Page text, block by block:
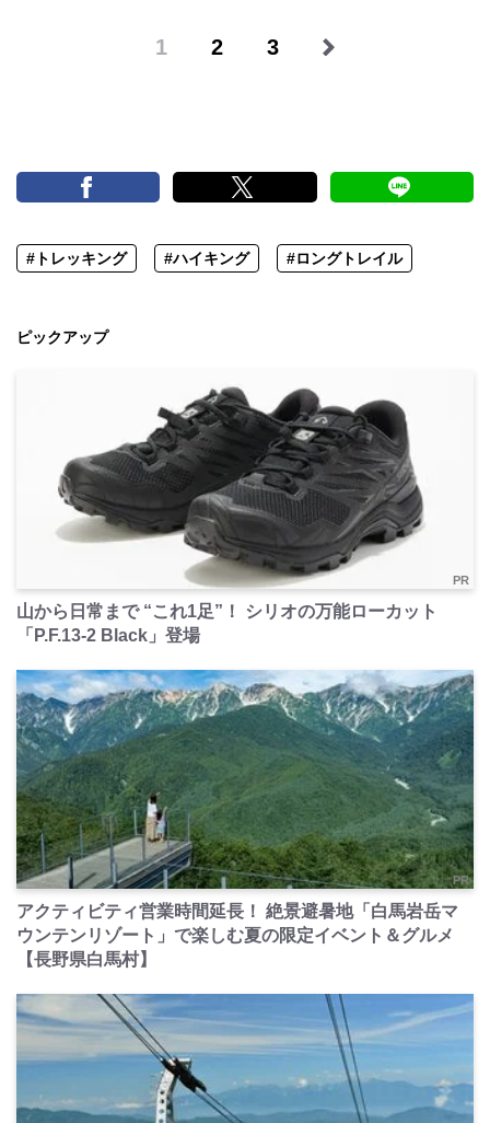
1 2 3
#トレッキング #ハイキング #ロングトレイル
ピックアップ
PR
山から日常まで “これ1足”！ シリオの万能ローカット
「P.F.13-2 Black」登場
PR
アクティビティ営業時間延長！ 絶景避暑地「白馬岩岳マ
ウンテンリゾート」で楽しむ夏の限定イベント＆グルメ
【長野県白馬村】